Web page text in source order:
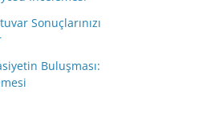
Sonuçlarınızı
Buluşması: